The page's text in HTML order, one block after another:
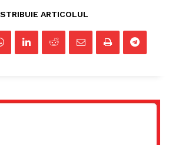
ARTICOLUL